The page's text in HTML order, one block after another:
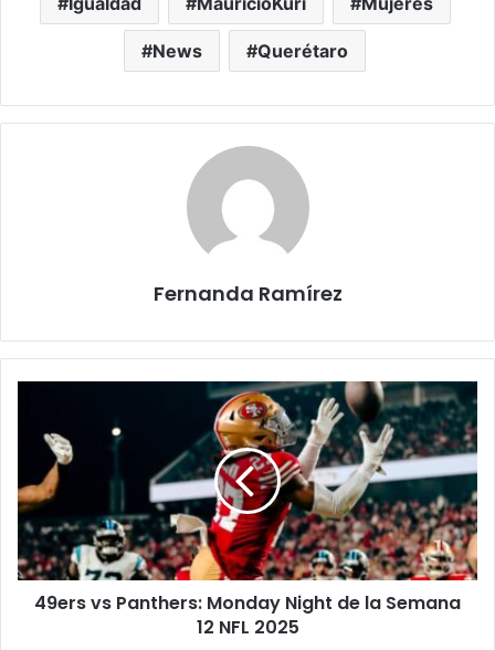
News Querétaro
Fernanda Ramírez
Panthers:
Monday
Night
de
la
Semana
12
NFL49ers vs Panthers: Monday Night de la Semana
12 NFL 2025